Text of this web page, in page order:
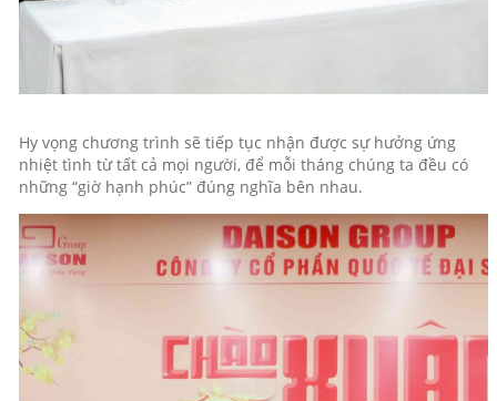
Hy vọng chương trình sẽ tiếp tục nhận được sự hưởng ứng
nhiệt tình từ tất cả mọi người, để mỗi tháng chúng ta đều có
những “giờ hạnh phúc” đúng nghĩa bên nhau.